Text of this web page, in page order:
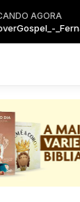
AGORA
Gospel_-